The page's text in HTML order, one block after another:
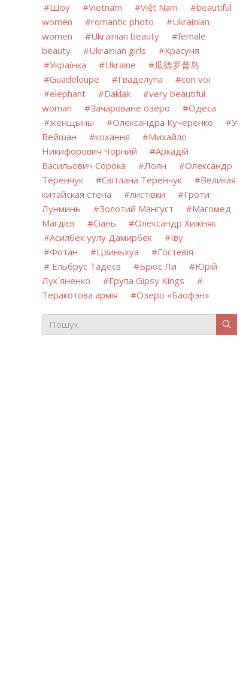
Шоу
Vietnam Việt Nam
beautiful
women
romantic photo
Ukrainian
women
Ukrainian beauty
female
beauty
Ukrainian girls
Красуня
Українка
Ukraine
瓜德罗普岛
Guadeloupe
Гваделупа
con voi
elephant
Daklak
very beautiful
woman
Зачароване озеро
Одеса
женщыны
Олександра Кучеренко
У
Вейшан
кохання
Михайло
Никифорович Чорний
Аркадій
Васильович Сорока
Лоян
Олександр
Теренчук
Світлана Теренчук
Великая
китайская стена
листівки
Гроти
Лунминь
Золотий Мангуст
Магомед
Магдієв
Сіань
Олександр Хижняк
Асилбек уулу Дамирбек
Іву
Фотан
Цзиньхуа
Гостевія
Ельбрус Тадеєв
Брюс Ли
Юрій
Лук`яненко
Група Gipsy Kings
Теракотова армія
Озеро «Баофэн»